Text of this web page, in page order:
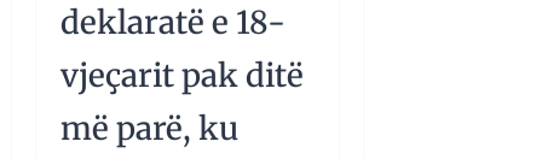
deklaratë e 18-
vjeçarit pak ditë
më parë, ku